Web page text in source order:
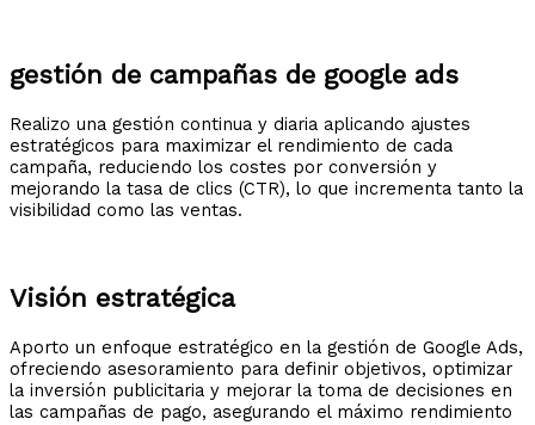
gestión de campañas de google ads
Realizo una gestión continua y diaria aplicando ajustes
estratégicos para maximizar el rendimiento de cada
campaña, reduciendo los costes por conversión y
mejorando la tasa de clics (CTR), lo que incrementa tanto la
visibilidad como las ventas.​
Visión estratégica
Aporto un enfoque estratégico en la gestión de Google Ads,
ofreciendo asesoramiento para definir objetivos, optimizar
la inversión publicitaria y mejorar la toma de decisiones en
las campañas de pago, asegurando el máximo rendimiento